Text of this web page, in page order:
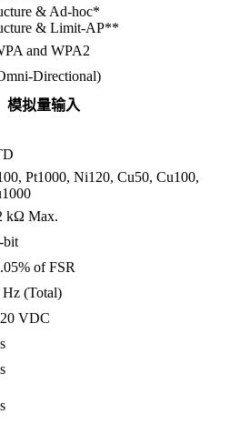
& Ad-hoc*
& Limit-AP**
and WPA2
Directional)
模拟量输入
Pt1000, Ni120, Cu50, Cu100,
kΩ Max.
bit
of FSR
Hz (Total)
VDC